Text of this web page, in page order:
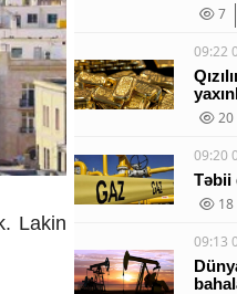
Lakin
7
09:22
20
09:20
Təbii
18
09:13